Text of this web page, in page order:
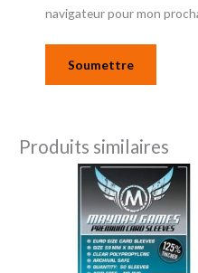
navigateur pour mon
Produits similaires